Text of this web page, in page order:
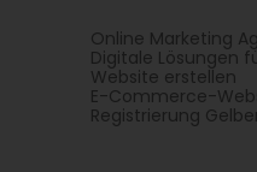
Online Marketing
Digitale Lösungen
Website erstellen
E-Commerce-
Registrierung